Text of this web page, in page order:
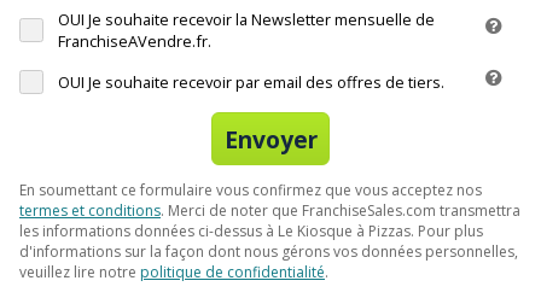
OUI Je souhaite recevoir la Newsletter mensuelle de
FranchiseAVendre.fr.
OUI Je souhaite recevoir par email des offres de tiers.
Envoyer
En soumettant ce formulaire vous confirmez que vous acceptez nos
termes et conditions. Merci de noter que FranchiseSales.com transmettra
les informations données ci-dessus à Le Kiosque à Pizzas. Pour plus
d'informations sur la façon dont nous gérons vos données personnelles,
veuillez lire notre politique de confidentialité.